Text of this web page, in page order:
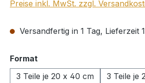
Preise inkl. MwSt. zzgl.
Versandfertig in 1 Tag, Lieferzeit
Format
3 Teile je 20 x 40 cm
3 Teile je